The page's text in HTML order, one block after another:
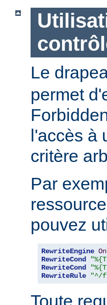
Le
permet
l'accès à
critère
Par
pouvez
RewriteEngine On
RewriteCond
RewriteCond
RewriteRule
"^/
Toute